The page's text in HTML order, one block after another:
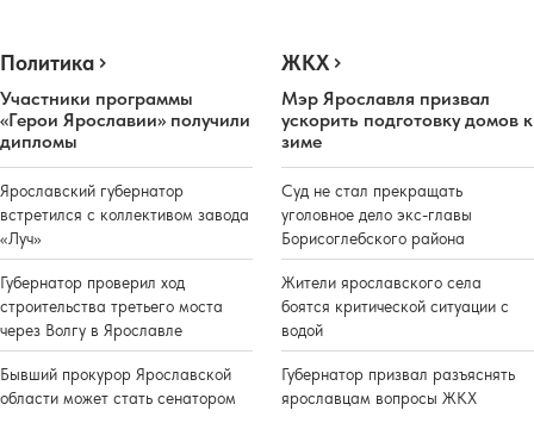
Политика
Участники программы
«Герои Ярославии» получили
дипломы
Ярославский губернатор
встретился с коллективом завода
«Луч»
Губернатор проверил ход
строительства третьего моста
через Волгу в Ярославле
Бывший прокурор Ярославской
области может стать сенатором
ЖКХ
Мэр Ярославля призвал
ускорить подготовку домов к
зиме
Суд не стал прекращать
уголовное дело экс-главы
Борисоглебского района
Жители ярославского села
боятся критической ситуации с
водой
Губернатор призвал разъяснять
ярославцам вопросы ЖКХ